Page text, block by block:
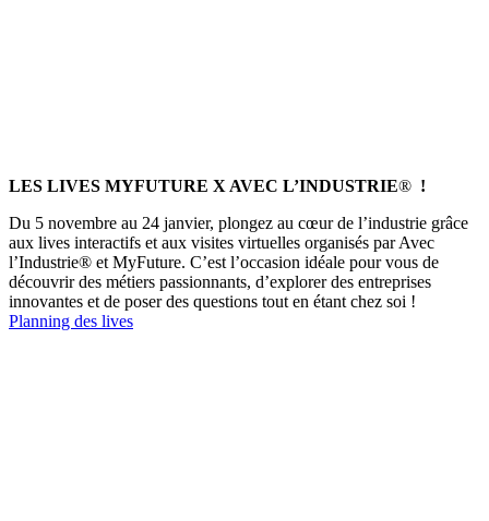
LES LIVES MYFUTURE X AVEC L’INDUSTRIE® !
Du 5 novembre au 24 janvier, plongez au cœur de l’industrie grâce
aux lives interactifs et aux visites virtuelles organisés par Avec
l’Industrie® et MyFuture. C’est l’occasion idéale pour vous de
découvrir des métiers passionnants, d’explorer des entreprises
innovantes et de poser des questions tout en étant chez soi !
Planning des lives